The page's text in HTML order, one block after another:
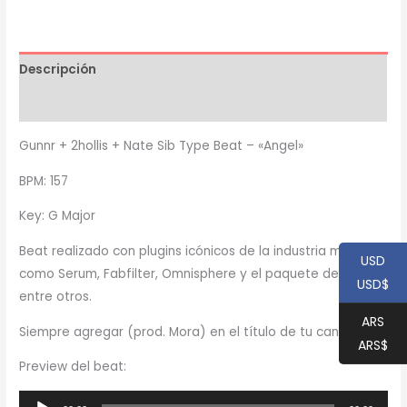
Descripción
Gunnr + 2hollis + Nate Sib Type Beat – «Angel»
BPM: 157
Key: G Major
Beat realizado con plugins icónicos de la industria musical,
como Serum, Fabfilter, Omnisphere y el paquete de Waves,
entre otros.
Siempre agregar (prod. Mora) en el título de tu canción
Preview del beat:
Reproductor
USD
USD$
ARS
ARS$